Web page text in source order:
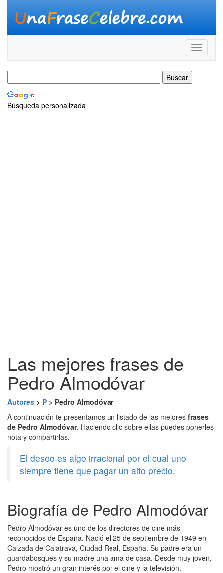
Búsqueda personalizada
Las mejores frases de
Pedro Almodóvar
Autores > P > Pedro Almodóvar
A continuación te presentamos un listado de las mejores frases
de Pedro Almodóvar. Haciendo clic sobre ellas puedes ponerles
nota y compartirlas.
El deseo es algo irracional por el cual uno
siempre tiene que pagar un alto precio.
Biografía de Pedro Almodóvar
Pedro Almodóvar es uno de los directores de cine más
reconocidos de España. Nació el 25 de septiembre de 1949 en
Calzada de Calatrava, Ciudad Real, España. Su padre era un
guardabosques y su madre una ama de casa. Desde muy joven,
Pedro mostró un gran interés por el cine y la televisión.